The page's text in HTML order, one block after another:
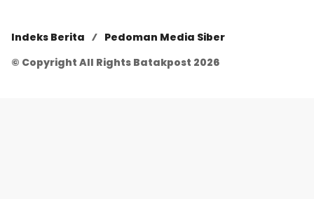
Indeks Berita
Pedoman Media Siber
© Copyright All Rights Batakpost 2026